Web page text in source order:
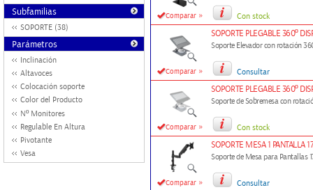
Subfamilias
SOPORTE (38)
Parámetros
Inclinación
Altavoces
Colocación soporte
Color del Producto
Nº Monitores
Regulable En Altura
Pivotante
Vesa
Comparar » Con stock
Comparar »
SOPORTE PLEGABLE 360º
Soporte Elevador con rotación
Consultar
Comparar »
SOPORTE PLEGABLE 360º
Soporte de Sobremesa con
Con stock
Comparar »
SOPORTE MESA 1 PANTALLA
Soporte de Mesa para Pantallas
Consultar